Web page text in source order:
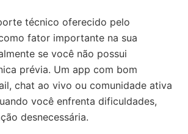
técnico oferecido pelo
fator importante na sua
se você não possui
prévia. Um app com bom
chat ao vivo ou comunidade ativa
você enfrenta dificuldades,
desnecessária.